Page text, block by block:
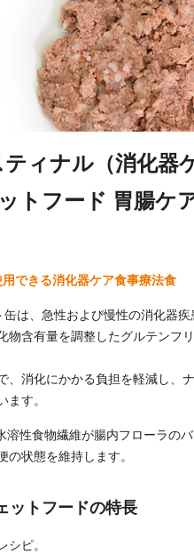
ィナル（消化器
トフード 胃腸ケ
できる消化器ケア食事療法食
は、急性および慢性の消化器疾
物含有量を調整したグルテンフ
、消化にかかる負担を軽減し、
ます。
性食物繊維が腸内フローラの
状態を維持します。
ットフードの特長
シピ。